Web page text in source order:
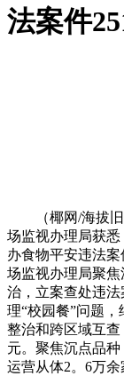
法案件
（椰网/海拔旧
场监视办理局获
办食物平安违法案
场监视办理局聚
治，立案查处违法
理“校园餐”问题
整治和跨区域互查
元。聚焦沉点品
运营从体2。6万